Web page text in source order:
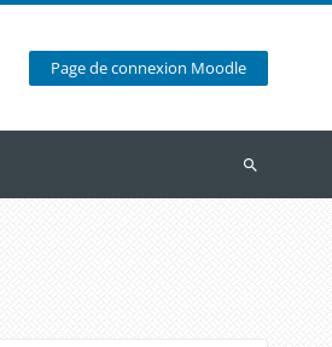
Page de connexion Moodle
Recherche